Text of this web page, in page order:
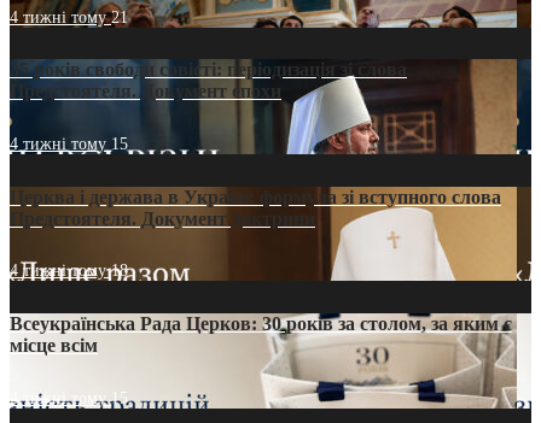
4 тижні тому21
35 років свободи совісті: періодизація зі слова
Предстоятеля. Документ епохи
4 тижні тому 15
Церква і держава в Україні: формула зі вступного слова
Предстоятеля. Документ доктрини
4 тижні тому18
Всеукраїнська Рада Церков: 30 років за столом, за яким є
місце всім
4 тижні тому15